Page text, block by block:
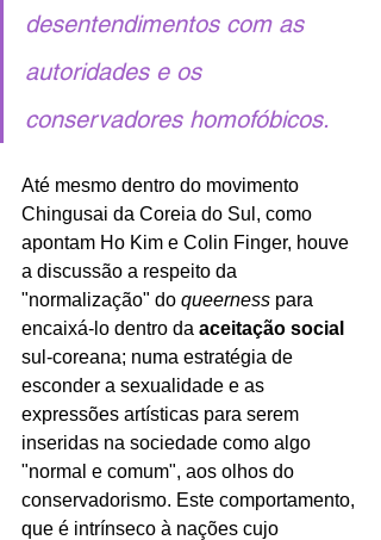
desentendimentos com as
autoridades e os
conservadores homofóbicos.
Até mesmo dentro do movimento
Chingusai da Coreia do Sul, como
apontam Ho Kim e Colin Finger, houve
a discussão a respeito da
"normalização" do queerness para
encaixá-lo dentro da aceitação social
sul-coreana; numa estratégia de
esconder a sexualidade e as
expressões artísticas para serem
inseridas na sociedade como algo
"normal e comum", aos olhos do
conservadorismo. Este comportamento,
que é intrínseco à nações cujo